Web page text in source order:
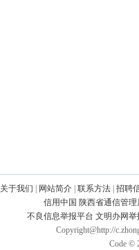
关于我们 网站简介 联系方法 招聘
信用中国 陕西省通信管理
不良信息举报平台 文明办网
Copyright@http://
Code ©